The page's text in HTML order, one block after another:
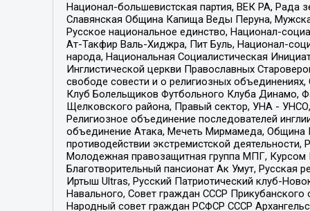
Национал-большевистская партия, ВЕК РА, Рада
Славянская Община Капища Веды Перуна,
Русское национальное единство, Национал-
Ат-Такфир Валь-Хиджра, Пит Буль, Национал-
народа, Национальная Социалистическая
Инглистической церкви Православных
свободе совести и о религиозных
Клуб Болельщиков Футбольного Клуба Динамо,
Щелковского района, Правый сектор, УНА - УНСО,
Религиозное объединение последователей
объединение Атака, Мечеть Мирмамеда, Община
противодействии экстремистской
Молодежная правозащитная группа МПГ, Курсом
Благотворительный пансионат Ак Умут, Русская
Иртыш Ultras, Русский Патриотический клуб-
Навального, Совет граждан СССР
Народный совет граждан РСФСР СССР